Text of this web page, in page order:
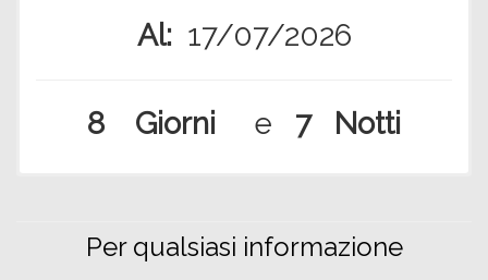
Al: 17/07/2026
8 Giorni e 7 Notti
Per qualsiasi informazione